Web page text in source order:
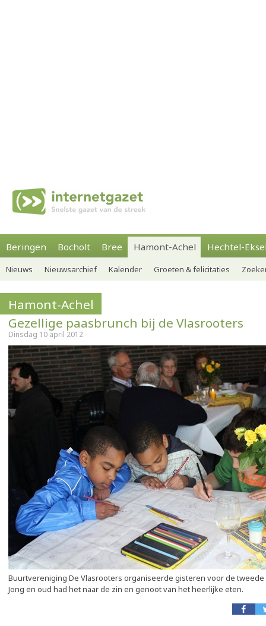
Beringen Bocholt Bree Hamont-Achel Hechtel-
Nieuws Nieuwsarchief Kalender Groeten & felicitaties
Hamont-Achel
Gezellige paasbrunch bij de Vlasrooters
Dinsdag 10 april 2012
Buurtvereniging De Vlasrooters organiseerde gisteren voor de tweede
Jong en oud had het naar de zin en genoot van het heerlijke eten.